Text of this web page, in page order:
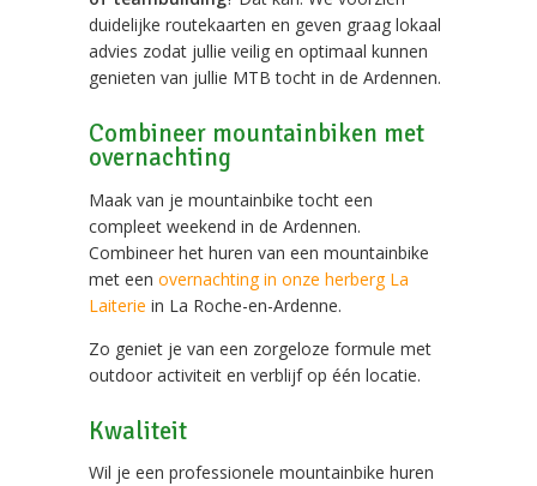
duidelijke routekaarten en geven graag lokaal
advies zodat jullie veilig en optimaal kunnen
genieten van jullie MTB tocht in de Ardennen.
Combineer mountainbiken met
overnachting
Maak van je mountainbike tocht een
compleet weekend in de Ardennen.
Combineer het huren van een mountainbike
met een overnachting in onze herberg La
Laiterie in La Roche-en-Ardenne.
Zo geniet je van een zorgeloze formule met
outdoor activiteit en verblijf op één locatie.
Kwaliteit
Wil je een professionele mountainbike huren